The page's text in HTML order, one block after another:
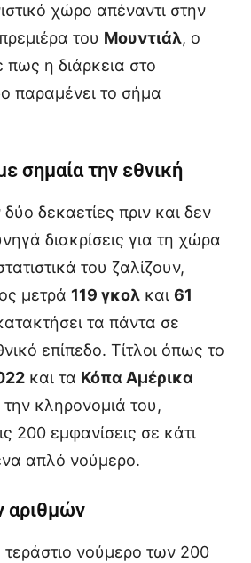
χώρο απέναντι στην
του Μουντιάλ, ο
πως η διάρκεια στο
παραμένει το σήμα
σημαία την εθνική
δεκαετίες πριν και δεν
διακρίσεις για τη χώρα
του ζαλίζουν,
μετρά 119 γκολ και 61
τα πάντα σε
επίπεδο. Τίτλοι όπως το
και τα Κόπα Αμέρικα
κληρονομιά του,
200 εμφανίσεις σε κάτι
απλό νούμερο.
αριθμών
νούμερο των 200